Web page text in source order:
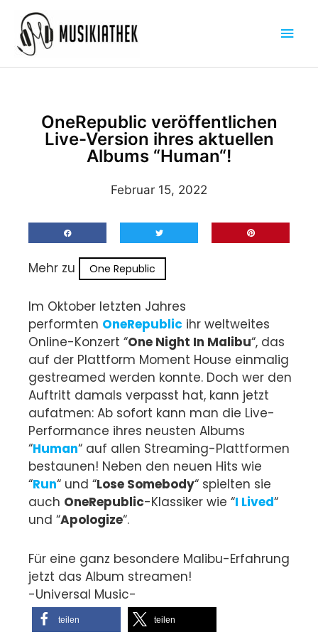
Inhalt
springen
OneRepublic veröffentlichen
Live-Version ihres aktuellen
Albums “Human“!
Februar 15, 2022
Mehr zu One Republic
Im Oktober letzten Jahres
performten OneRepublic ihr weltweites
Online-Konzert “One Night In Malibu“, das
auf der Plattform Moment House einmalig
gestreamed werden konnte. Doch wer den
Auftritt damals verpasst hat, kann jetzt
aufatmen: Ab sofort kann man die Live-
Performance ihres neusten Albums
“Human“ auf allen Streaming-Plattformen
bestaunen! Neben den neuen Hits wie
“Run“ und “Lose Somebody“ spielten sie
auch OneRepublic-Klassiker wie “I Lived“
und “Apologize“.
Für eine ganz besondere Malibu-Erfahrung
jetzt das Album streamen!
-Universal Music-
teilen teilen